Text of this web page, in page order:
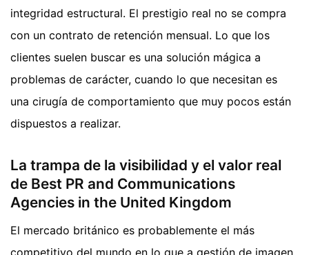
integridad estructural. El prestigio real no se compra
con un contrato de retención mensual. Lo que los
clientes suelen buscar es una solución mágica a
problemas de carácter, cuando lo que necesitan es
una cirugía de comportamiento que muy pocos están
dispuestos a realizar.
La trampa de la visibilidad y el valor real
de Best PR and Communications
Agencies in the United Kingdom
El mercado británico es probablemente el más
competitivo del mundo en lo que a gestión de imagen